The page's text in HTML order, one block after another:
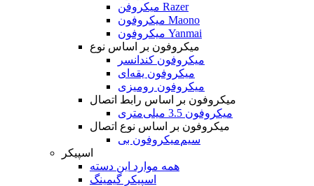
میکروفن Razer
میکروفون Maono
میکروفون Yanmai
میکروفون بر اساس نوع
میکروفون کندانسر
میکروفون یقه‌ای
میکروفون رومیزی
میکروفون بر اساس رابط اتصال
میکروفون 3.5 میلی‌متری
میکروفون بر اساس نوع اتصال
میکروفون بی‌‎سیم
اسپیکر
همه موارد این دسته
اسپیکر گیمینگ